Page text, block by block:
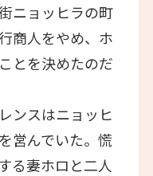
ニョッヒラの町
商人をやめ、ホ
とを決めたのだ
ンスはニョッヒ
営んでいた。慌
る妻ホロと二人